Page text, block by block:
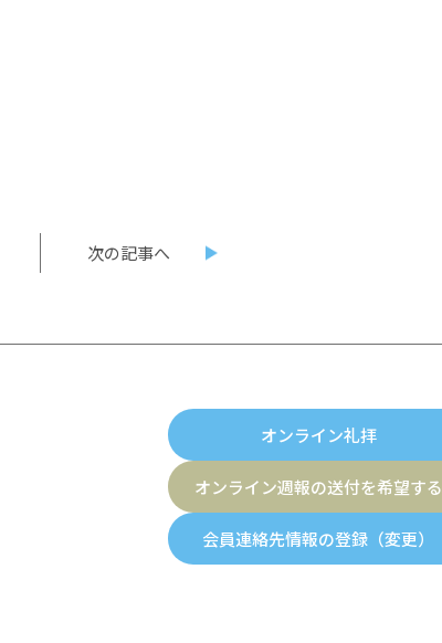
次の記事へ
オンライン礼拝
オンライン週報の送付を希望する
会員連絡先情報の登録（変更）